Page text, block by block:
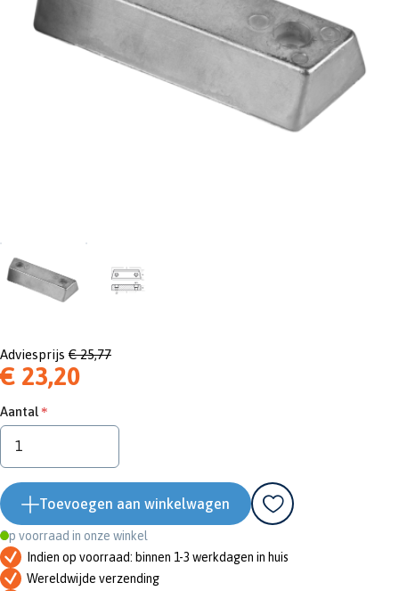
Adviesprijs € 25,77
€ 23,20
Aantal
Toevoegen aan winkelwagen
Op voorraad in onze winkel
Indien op voorraad: binnen 1-3 werkdagen in huis
Wereldwijde verzending